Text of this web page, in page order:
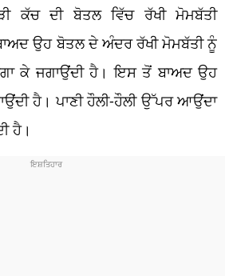
ਕੱਚ ਦੀ ਬੋਤਲ ਵਿੱਚ ਰੱਖੀ ਮੋਮਬੱਤੀ
ਉਹ ਬੋਤਲ ਦੇ ਅੰਦਰ ਰੱਖੀ ਮੋਮਬੱਤੀ ਨੂੰ
ਕੇ ਜਗਾਉਂਦੀ ਹੈ। ਇਸ ਤੋਂ ਬਾਅਦ ਉਹ
ਹੈ। ਪਾਣੀ ਹੌਲੀ-ਹੌਲੀ ਉੱਪਰ ਆਉਂਦਾ
ਹੈ।